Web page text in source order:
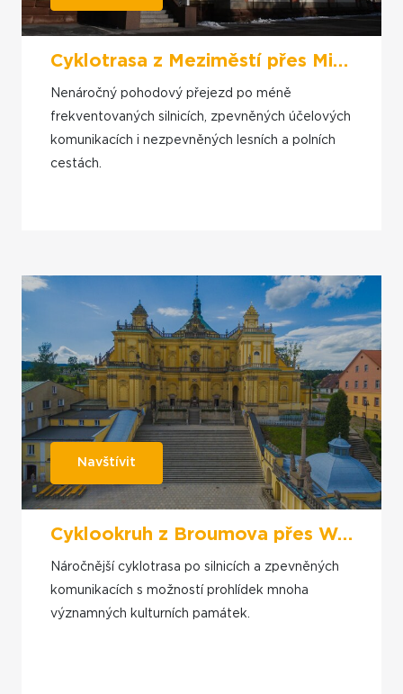
Cyklotrasa z Meziměstí přes Mieroszów do Teplic nad Metují
Nenáročný pohodový přejezd po méně
frekventovaných silnicích, zpevněných účelových
komunikacích i nezpevněných lesních a polních
cestách.
Navštívit
Cyklookruh z Broumova přes Wambierzyce a Nowou Rudu
Náročnější cyklotrasa po silnicích a zpevněných
komunikacích s možností prohlídek mnoha
významných kulturních památek.